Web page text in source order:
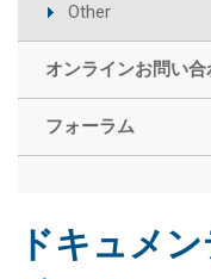
Other
オンラインお問い合
フォーラム
ドキュメ